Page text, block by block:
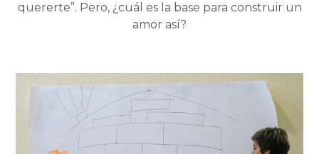
quererte”. Pero, ¿cuál es la base para construir un
amor así?